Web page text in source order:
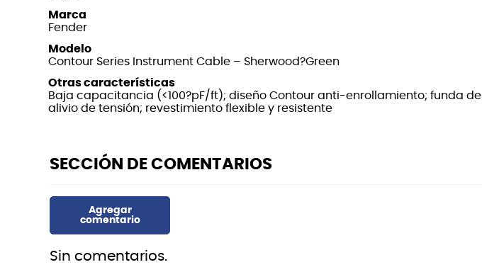
Marca
Fender
Modelo
Contour Series Instrument Cable – Sherwood?Green
Otras características
Baja capacitancia (<100?pF/ft); diseño Contour anti-enrollamiento; funda de
alivio de tensión; revestimiento flexible y resistente
Sin comentarios.